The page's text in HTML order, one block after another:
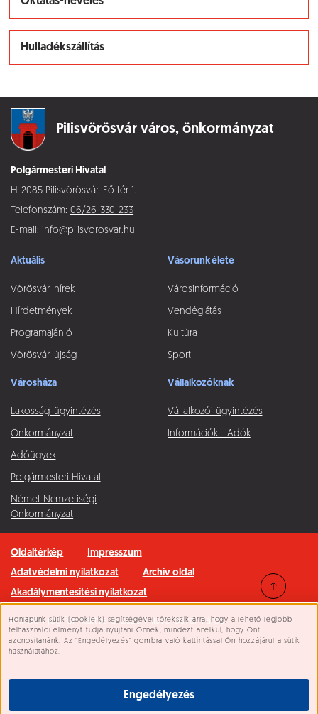
Süti beállítások
Honlapunk sütik (cookie-k) segítségével törekszik arra, hogy a lehető legjobb
felhasználói élményt tudja nyújtani Önnek, mindezt anélkül, hogy Önt
azonosítanánk. Az “Engedélyezés” gombra való kattintással Ön hozzájárul a sütik
használatához.
Engedélyezés
Hulladékszállítás
Pilisvörösvár város, önkormányzat
Polgármesteri Hivatal
H-2085 Pilisvörösvár, Fő tér 1.
Telefonszám: 06/26-330-233
E-mail: info@pilisvorosvar.hu
Aktuális
Vörösvári hírek
Hírdetmények
Programajánló
Vörösvári újság
Vásorunk élete
Városinformáció
Vendéglátás
Kultúra
Sport
Városháza
Lakossági ügyintézés
Önkormányzat
Adóügyek
Polgármesteri Hivatal
Német Nemzetiségi
Önkormányzat
Vállalkozóknak
Vállalkozói ügyintézés
Információk - Adók
Oldaltérkép
Impresszum
Adatvédelmi nyilatkozat
Archív oldal
Akadálymentesítési nyilatkozat
Minden jog fenntartva © 2026 Pilisvörösvár Város